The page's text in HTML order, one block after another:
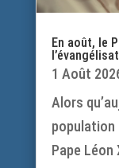
En août, le
1 Août
Alors
population
Pape